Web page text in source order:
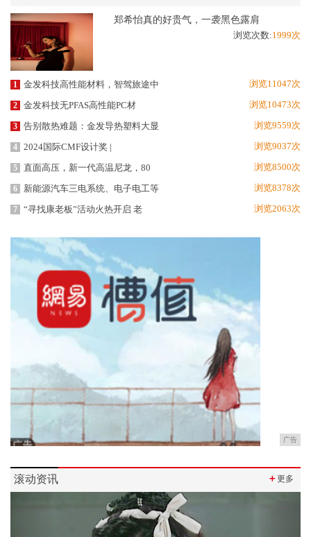
郑希怡真的好贵气，一袭黑色露肩
浏览次数:1999次
1 金发科技高性能材料，智驾旅途中 浏览11047次
2 金发科技无PFAS高性能PC材 浏览10473次
3 告别散热难题：金发导热塑料大显 浏览9559次
4 2024国际CMF设计奖 | 浏览9037次
5 直面高压，新一代高温尼龙，80 浏览8500次
6 新能源汽车三电系统、电子电工等 浏览8378次
7 “寻找康老板”活动火热开启 老 浏览2063次
广告
滚动资讯 ＋更多